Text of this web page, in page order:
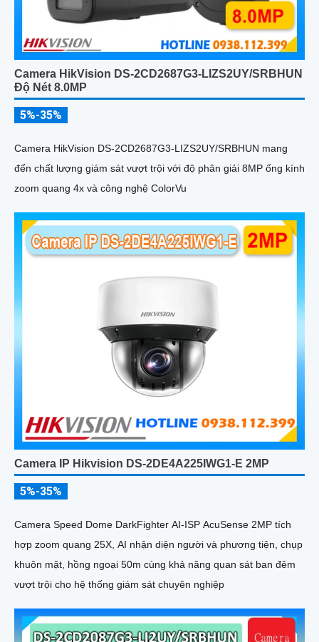
Camera HikVision DS-2CD2687G3-LIZS2UY/SRBHUN
Độ Nét 8.0MP
5%-35%
Camera HikVision DS-2CD2687G3-LIZS2UY/SRBHUN mang
đến chất lượng giám sát vượt trội với độ phân giải 8MP ống kính
zoom quang 4x và công nghệ ColorVu
Camera IP Hikvision DS-2DE4A225IWG1-E 2MP
5%-35%
Camera Speed Dome DarkFighter AI-ISP AcuSense 2MP tích
hợp zoom quang 25X, AI nhận diện người và phương tiện, chụp
khuôn mặt, hồng ngoại 50m cùng khả năng quan sát ban đêm
vượt trội cho hệ thống giám sát chuyên nghiệp